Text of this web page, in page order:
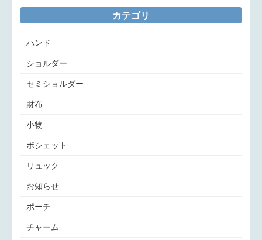
カテゴリ
ハンド
ショルダー
セミショルダー
財布
小物
ポシェット
リュック
お知らせ
ポーチ
チャーム